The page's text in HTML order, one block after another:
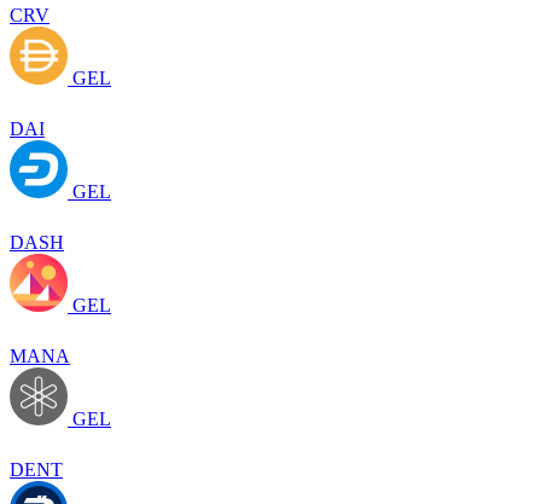
CRV
GEL
DAI
GEL
DASH
GEL
MANA
GEL
DENT